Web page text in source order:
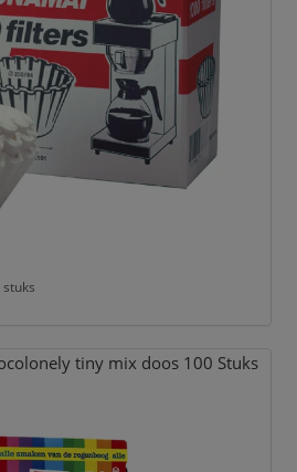
tiny mix doos 100 Stuks